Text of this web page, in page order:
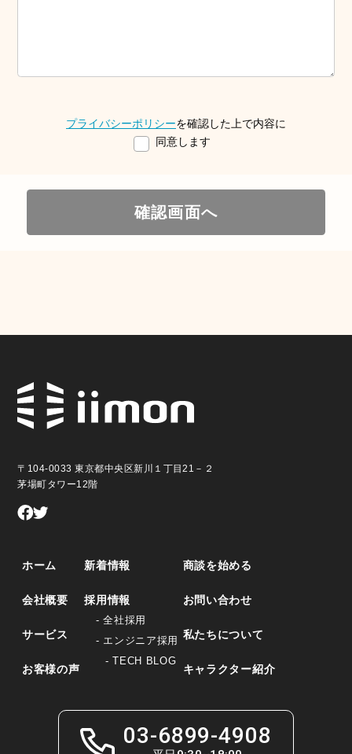
プライバシーポリシーを確認した上で内容に
同意します
確認画面へ
〒104-0033 東京都中央区新川１丁目21－２
茅場町タワー12階
ホーム
会社概要
サービス
お客様の声
新着情報
採用情報
- 全社採用
- エンジニア採用
- TECH BLOG
商談を始める
お問い合わせ
私たちについて
キャラクター紹介
03-6899-4908